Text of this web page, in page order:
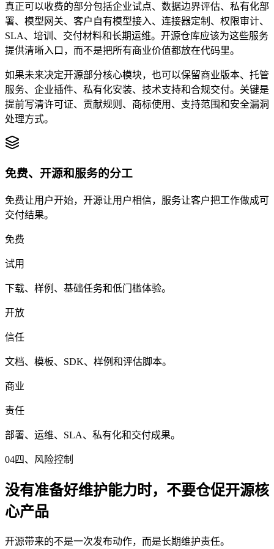
真正可以收费的部分包括企业试点、数据边界评估、私有化部
署、模型网关、客户自有模型接入、连接器定制、权限审计、
SLA、培训、交付材料和长期运维。开源仓库应该为这些服务
提供清晰入口，而不是把所有商业价值都放在代码里。
如果未来决定开源部分核心模块，也可以保留商业版本、托管
服务、企业插件、私有化安装、技术支持和合规交付。关键是
提前写清许可证、贡献规则、商标使用、支持范围和安全漏洞
处理方式。
免费、开源和服务的分工
免费让用户开始，开源让用户相信，服务让客户把工作做成可
交付结果。
免费
试用
下载、样例、基础任务和低门槛体验。
开放
信任
文档、模板、SDK、样例和评估脚本。
商业
责任
部署、运维、SLA、私有化和交付成果。
04四、风险控制
没有准备好维护能力时，不要仓促开源核
心产品
开源带来的不是一次发布动作，而是长期维护责任。